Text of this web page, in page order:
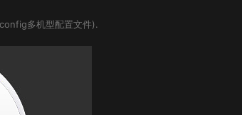
多机型配置文件).